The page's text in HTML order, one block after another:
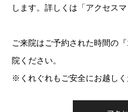
します。詳しくは「アクセス
ご来院はご予約された時間の
院ください。
※くれぐれもご安全にお越しく